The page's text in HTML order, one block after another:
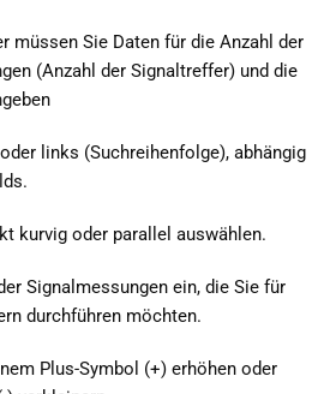
müssen Sie Daten für die Anzahl der
(Anzahl der Signaltreffer) und die
links (Suchreihenfolge), abhängig
kurvig oder parallel auswählen.
Signalmessungen ein, die Sie für
durchführen möchten.
Plus-Symbol (+) erhöhen oder